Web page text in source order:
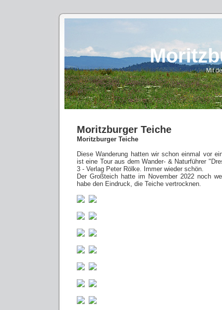
Mit
Moritzburger Teiche
Moritzburger Teiche
Diese Wanderung hatten wir schon einmal vor
ist eine Tour aus dem Wander- & Naturführer
3 - Verlag Peter Rölke. Immer wieder schön.
Der Großteich hatte im November 2022 noch
habe den Eindruck, die Teiche vertrocknen.